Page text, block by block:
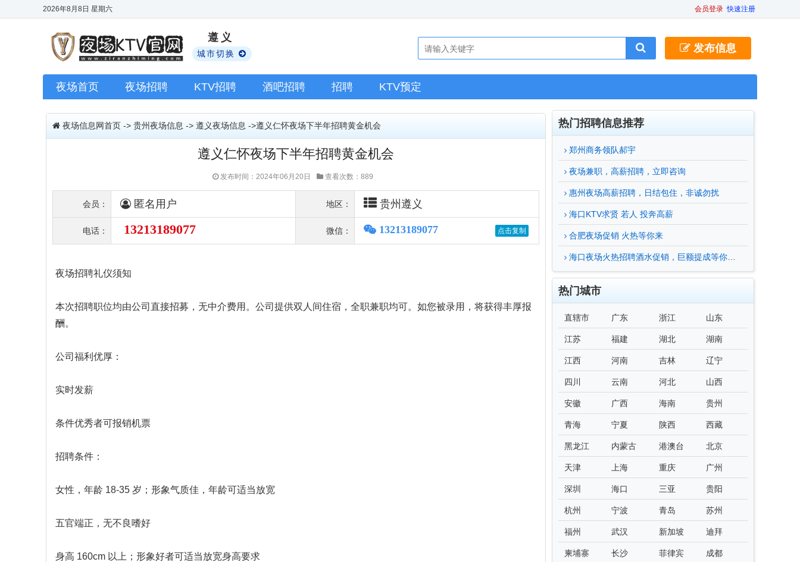
2026年8月8日 星期六 会员登录 快速注册
遵义
城市切换 发布信息
夜场首页 夜场招聘 KTV招聘 酒吧招聘 招聘 KTV预定
夜场信息网首页 -> 贵州夜场信息 -> 遵义夜场信息 ->遵义仁怀夜场下半年招聘黄金机会
遵义仁怀夜场下半年招聘黄金机会
发布时间：2024年06月20日 查看次数：889
会员： 匿名用户 地区： 贵州遵义
电话： 13213189077 微信： 13213189077
夜场招聘礼仪须知
本次招聘职位均由公司直接招募，无中介费用。公司提供双人间住宿，全职兼职均可。如您被录用，将获得丰厚报
酬。
公司福利优厚：
实时发薪
条件优秀者可报销机票
招聘条件：
女性，年龄 18-35 岁；形象气质佳，年龄可适当放宽
五官端正，无不良嗜好
身高 160cm 以上；形象好者可适当放宽身高要求
热门招聘信息推荐
郑州商务领队郝宇
夜场兼职，高薪招聘，立即咨询
惠州夜场高薪招聘，日结包住，非诚勿扰
海口KTV求贤 若人 投奔高薪
合肥夜场促销 火热等你来
海口夜场火热招聘酒水促销，巨额提成等你来拿
热门城市
直辖市 广东 浙江 山东
江苏 福建 湖北 湖南
江西 河南 吉林 辽宁
四川 云南 河北 山西
安徽 广西 海南 贵州
青海 宁夏 陕西 西藏
黑龙江 内蒙古 港澳台 北京
天津 上海 重庆 广州
深圳 海口 三亚 贵阳
杭州 宁波 青岛 苏州
福州 武汉 新加坡 迪拜
柬埔寨 长沙 菲律宾 成都